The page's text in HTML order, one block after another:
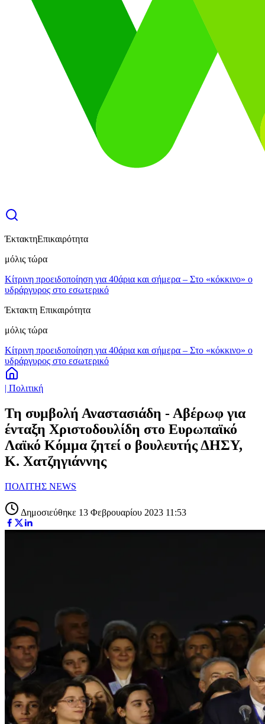
ΈκτακτηΕπικαιρότητα
μόλις τώρα
Κίτρινη προειδοποίηση για 40άρια και σήμερα – Στο «κόκκινο» ο
υδράργυρος στο εσωτερικό
Έκτακτη Επικαιρότητα
μόλις τώρα
Κίτρινη προειδοποίηση για 40άρια και σήμερα – Στο «κόκκινο» ο
υδράργυρος στο εσωτερικό
| Πολιτική
Τη συμβολή Αναστασιάδη - Αβέρωφ για
ένταξη Χριστοδουλίδη στο Ευρωπαϊκό
Λαϊκό Κόμμα ζητεί ο βουλευτής ΔΗΣΥ,
Κ. Χατζηγιάννης
ΠΟΛΙΤΗΣ NEWS
Δημοσιεύθηκε 13 Φεβρουαρίου 2023 11:53